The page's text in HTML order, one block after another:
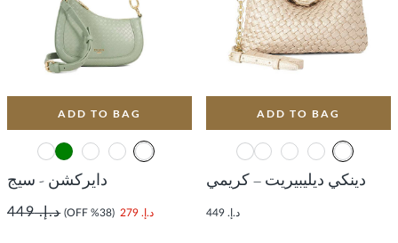
ADD TO BAG
دينكي ديليبيريت – كريمي
د.إ. 449
ADD TO BAG
دايركشن - سيج
د.إ. 279 (38% OFF) د.إ. 449